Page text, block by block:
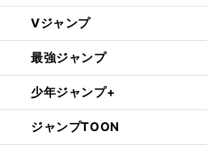
Vジャンプ
最強ジャンプ
少年ジャンプ+
ジャンプTOON